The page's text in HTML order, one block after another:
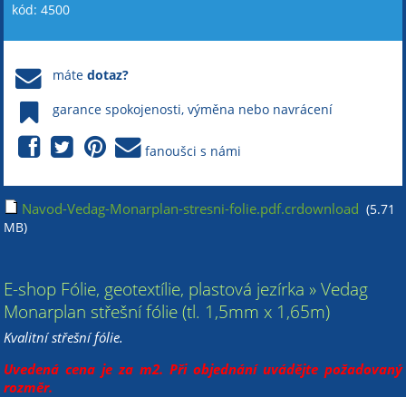
kód: 4500
mátedotaz?
garance spokojenosti, výměna nebo navrácení
fanoušci s námi
Navod-Vedag-Monarplan-stresni-folie.pdf.crdownload (5.71
MB)
E-shop Fólie, geotextílie, plastová jezírka » Vedag
Monarplan střešní fólie (tl. 1,5mm x 1,65m)
Kvalitní střešní fólie.
Uvedená cena je za m2. Při objednání uvádějte požadovaný
rozměr.